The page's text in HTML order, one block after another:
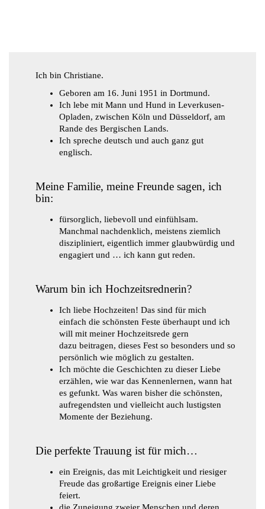
Ich bin Christiane.
Geboren am 16. Juni 1951 in Dortmund.
Ich lebe mit Mann und Hund in Leverkusen-
Opladen, zwischen Köln und Düsseldorf, am
Rande des Bergischen Lands.
Ich spreche deutsch und auch ganz gut
englisch.
Meine Familie, meine Freunde sagen, ich
bin:
fürsorglich, liebevoll und einfühlsam.
Manchmal nachdenklich, meistens ziemlich
diszipliniert, eigentlich immer glaubwürdig und
engagiert und … ich kann gut reden.
Warum bin ich Hochzeitsrednerin?
Ich liebe Hochzeiten! Das sind für mich
einfach die schönsten Feste überhaupt und ich
will mit meiner Hochzeitsrede gern
dazu beitragen, dieses Fest so besonders und so
persönlich wie möglich zu gestalten.
Ich möchte die Geschichten zu dieser Liebe
erzählen, wie war das Kennenlernen, wann hat
es gefunkt. Was waren bisher die schönsten,
aufregendsten und vielleicht auch lustigsten
Momente der Beziehung.
Die perfekte Trauung ist für mich…
ein Ereignis, das mit Leichtigkeit und riesiger
Freude das großartige Ereignis einer Liebe
feiert.
die Zuneigung zweier Menschen und deren